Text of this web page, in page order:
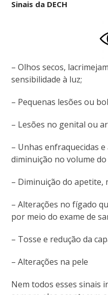
Sinais da DECH
– Olhos secos,
sensibilidade à luz;
– Pequenas lesões ou
– Lesões no genital ou
– Unhas enfraquecidas
diminuição no volume do
– Diminuição do apetite,
– Alterações no fígado
por meio do exame de
– Tosse e redução da
– Alterações na pele
Nem todos esses sinais